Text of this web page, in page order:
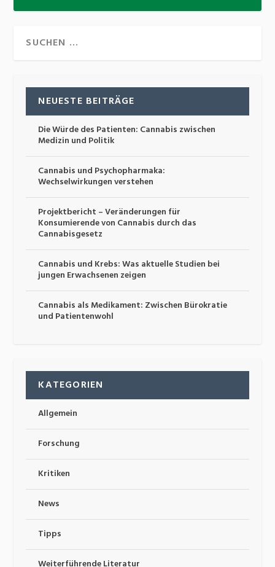
NEUESTE BEITRÄGE
Die Würde des Patienten: Cannabis zwischen
Medizin und Politik
Cannabis und Psychopharmaka:
Wechselwirkungen verstehen
Projektbericht – Veränderungen für
Konsumierende von Cannabis durch das
Cannabisgesetz
Cannabis und Krebs: Was aktuelle Studien bei
jungen Erwachsenen zeigen
Cannabis als Medikament: Zwischen Bürokratie
und Patientenwohl
KATEGORIEN
Allgemein
Forschung
Kritiken
News
Tipps